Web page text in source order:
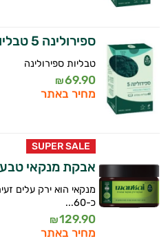
ליקוריץ
מאקה
מורינגה
ספירולינה
ענבים
ספירולינה 5 טבליות | ברא צמחים
טבליות ספירולינה
69.90
₪
מחיר באתר
SUPER SALE
אבקת מנקאי
מנקאי הוא ירק עלים
כ-60...
129.90
₪
מחיר באתר
היי,
אני יועץ הבריאות האישי AI של טבע בריא.
התשובות שלי מבוססות על
וספרות מקצועית בתחומי
ותזונת הספורט.
אני כאן כדי לעזור לך
התזונה ומוצרי הבריאות
ולמצב הגופני שלך,